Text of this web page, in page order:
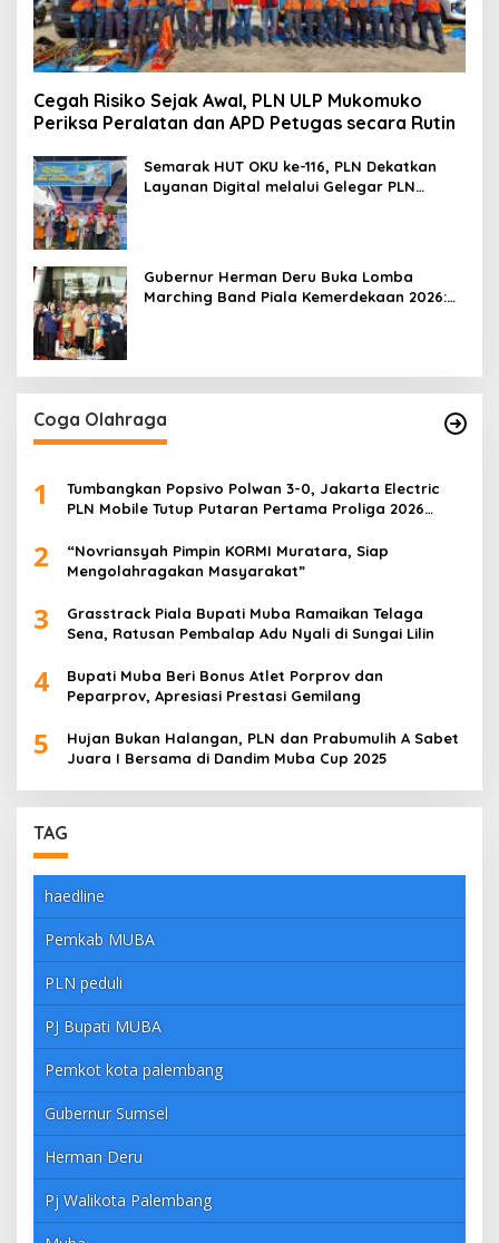
Cegah Risiko Sejak Awal, PLN ULP Mukomuko
Periksa Peralatan dan APD Petugas secara Rutin
Semarak HUT OKU ke-116, PLN Dekatkan
Layanan Digital melalui Gelegar PLN
Gubernur Herman Deru Buka Lomba
Marching Band Piala Kemerdekaan 2026:
Coga Olahraga
1
Tumbangkan Popsivo Polwan 3-0, Jakarta Electric
PLN Mobile Tutup Putaran Pertama Proliga 2026
2
“Novriansyah Pimpin KORMI Muratara, Siap
Mengolahragakan Masyarakat”
3
Grasstrack Piala Bupati Muba Ramaikan Telaga
Sena, Ratusan Pembalap Adu Nyali di Sungai Lilin
4
Bupati Muba Beri Bonus Atlet Porprov dan
Peparprov, Apresiasi Prestasi Gemilang
5
Hujan Bukan Halangan, PLN dan Prabumulih A Sabet
Juara I Bersama di Dandim Muba Cup 2025
TAG
haedline
Pemkab MUBA
PLN peduli
PJ Bupati MUBA
Pemkot kota palembang
Gubernur Sumsel
Herman Deru
Pj Walikota Palembang